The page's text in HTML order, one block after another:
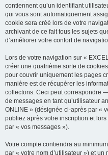
contiennent qu’un identifiant
qui vous sont automatiquement
cookie sera créé lors de votre
archivant de ce fait tous les sujets
d’améliorer votre confort de
Lors de votre navigation sur «
créer une quatrième sorte de
pour couvrir uniquement les pages
manière est de récupérer les
collectons. Ceci peut correspondre
de messages en tant qu’utilisateur
ONLINE » (désignée ci-après par «
publiez après votre inscription et
par « vos messages »).
Votre compte contiendra au
par « votre nom d’utilisateur ») et